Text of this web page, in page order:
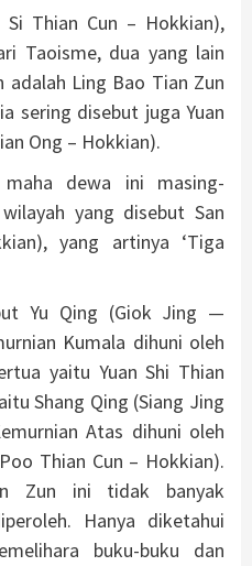
Si Thian Cun – Hokkian),
Taoisme, dua yang lain
Ling Bao Tian Zun
sering disebut juga Yuan
Ong – Hokkian).
dewa ini masing-
yang disebut San
yang artinya ‘Tiga
Yu Qing (Giok Jing —
Kumala dihuni oleh
yaitu Yuan Shi Thian
Shang Qing (Siang Jing
Atas dihuni oleh
Thian Cun – Hokkian).
Zun ini tidak banyak
Hanya diketahui
buku-buku dan